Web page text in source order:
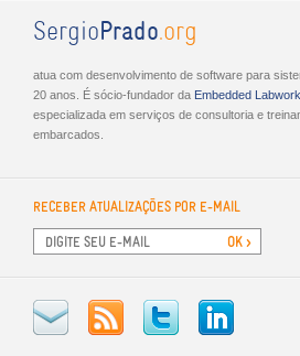
SergioPrado.org
atua com desenvolvimento de software para
20 anos. É sócio-fundador da Embed­ded
especializada em serviços de consultoria e
embarcados.
RECEBER ATUALIZAÇÕES POR E-MAIL